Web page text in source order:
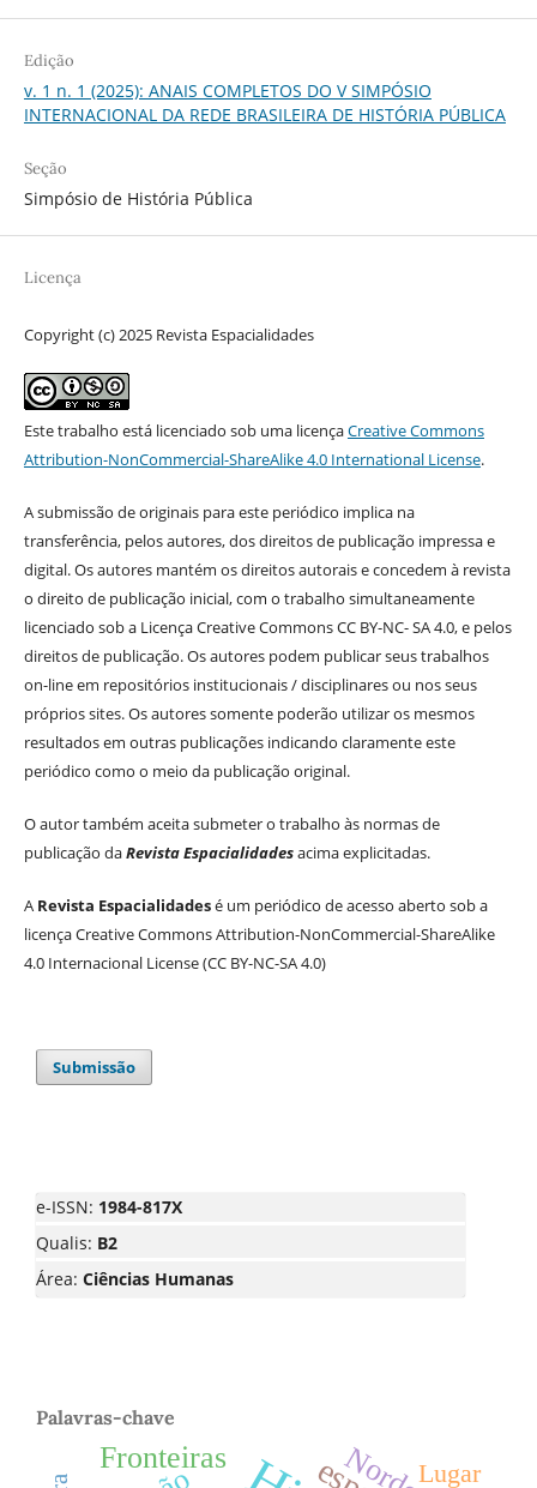
Edição
v. 1 n. 1 (2025): ANAIS COMPLETOS DO V SIMPÓSIO
INTERNACIONAL DA REDE BRASILEIRA DE HISTÓRIA PÚBLICA
Seção
Simpósio de História Pública
Licença
Copyright (c) 2025 Revista Espacialidades
Este trabalho está licenciado sob uma licençaCreative Commons
Attribution-NonCommercial-ShareAlike 4.0 International License.
A submissão de originais para este periódico implica na
transferência, pelos autores, dos direitos de publicação impressa e
digital. Os autores mantém os direitos autorais e concedem à revista
o direito de publicação inicial, com o trabalho simultaneamente
licenciado sob a Licença Creative Commons CC BY-NC- SA 4.0, e pelos
direitos de publicação. Os autores podem publicar seus trabalhos
on-line em repositórios institucionais / disciplinares ou nos seus
próprios sites. Os autores somente poderão utilizar os mesmos
resultados em outras publicações indicando claramente este
periódico como o meio da publicação original.
O autor também aceita submeter o trabalho às normas de
publicação daRevista Espacialidadesacima explicitadas.
A Revista Espacialidadesé um periódico de acesso aberto sob a
licença Creative Commons Attribution-NonCommercial-ShareAlike
4.0 Internacional License (CC BY-NC-SA 4.0)
Submissão
e-ISSN: 1984-817X
Qualis: B2
Área: Ciências Humanas
Palavras-chave
Fronteiras Lugar